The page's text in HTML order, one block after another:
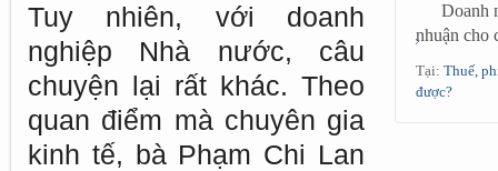
Doanh
nhuận cho
Tại: Thuế,
được?
Tuy nhiên, với doanh
nghiệp Nhà nước, câu
chuyện lại rất khác. Theo
quan điểm mà chuyên gia
kinh tế, bà Phạm Chi Lan